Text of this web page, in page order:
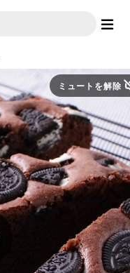
ミュートを解除